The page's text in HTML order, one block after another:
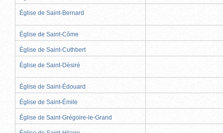
Église de Saint-Bernard
Église de Saint-Côme
Église de Saint-Cuthbert
Église de Saint-Désiré
Église de Saint-Édouard
Église de Saint-Émile
Église de Saint-Grégoire-le-Grand